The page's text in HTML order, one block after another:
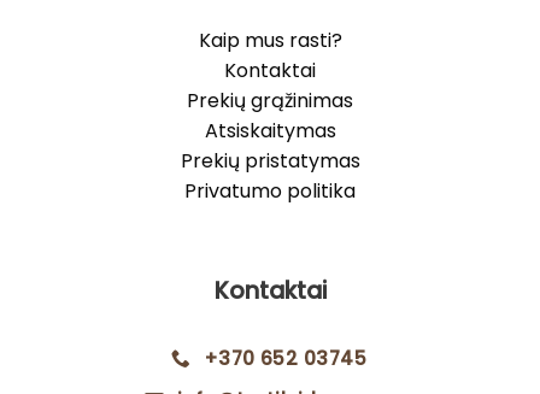
Kaip mus rasti?
Kontaktai
Prekių grąžinimas
Atsiskaitymas
Prekių pristatymas
Privatumo politika
Kontaktai
+370 652 03745